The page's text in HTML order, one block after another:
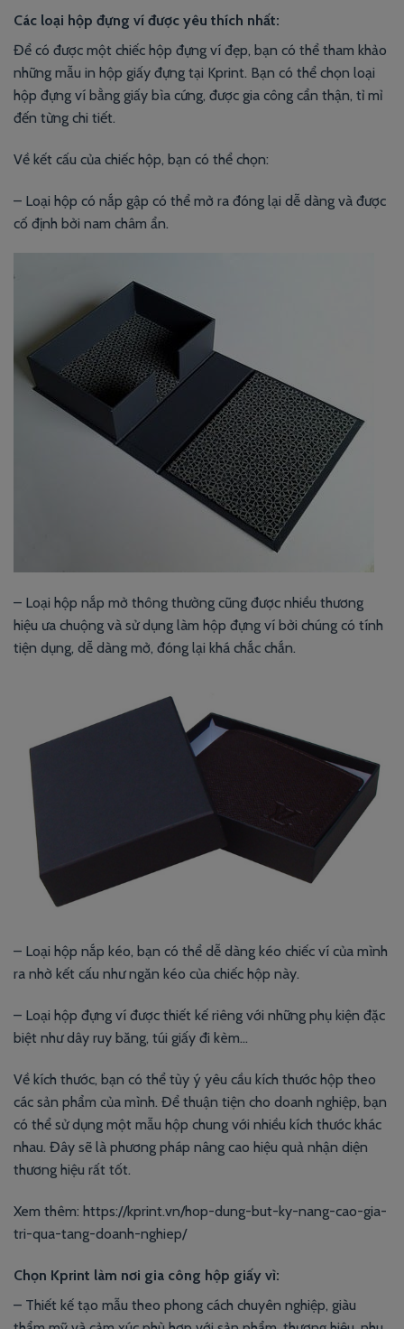
Các loại hộp đựng ví được yêu thích nhất:
Để có được một chiếc hộp đựng ví đẹp, bạn có thể tham khảo
những mẫu in hộp giấy đựng tại Kprint. Bạn có thể chọn loại
hộp đựng ví bằng giấy bìa cứng, được gia công cẩn thận, tỉ mỉ
đến từng chi tiết.
Về kết cấu của chiếc hộp, bạn có thể chọn:
– Loại hộp có nắp gập có thể mở ra đóng lại dễ dàng và được
cố định bởi nam châm ẩn.
– Loại hộp nắp mở thông thường cũng được nhiều thương
hiệu ưa chuộng và sử dụng làm hộp đựng ví bởi chúng có tính
tiện dụng, dễ dàng mở, đóng lại khá chắc chắn.
– Loại hộp nắp kéo, bạn có thể dễ dàng kéo chiếc ví của mình
ra nhờ kết cấu như ngăn kéo của chiếc hộp này.
– Loại hộp đựng ví được thiết kế riêng với những phụ kiện đặc
biệt như dây ruy băng, túi giấy đi kèm…
Về kích thước, bạn có thể tùy ý yêu cầu kích thước hộp theo
các sản phẩm của mình. Để thuận tiện cho doanh nghiệp, bạn
có thể sử dụng một mẫu hộp chung với nhiều kích thước khác
nhau. Đây sẽ là phương pháp nâng cao hiệu quả nhận diện
thương hiệu rất tốt.
Xem thêm: https://kprint.vn/hop-dung-but-ky-nang-cao-gia-
tri-qua-tang-doanh-nghiep/
Chọn Kprint làm nơi gia công hộp giấy vì:
– Thiết kế tạo mẫu theo phong cách chuyên nghiệp, giàu